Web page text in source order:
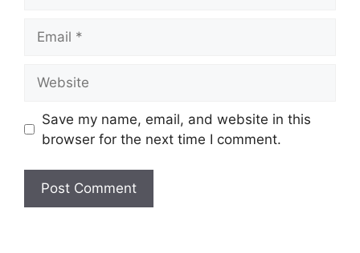
Save my name, email, and website in this
browser for the next time I comment.